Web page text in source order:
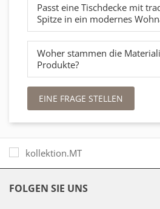
Passt eine Tischdecke mit
Spitze in ein modernes
Woher stammen die
Produkte?
EINE FRAGE STELLEN
FOLGEN SIE UNS